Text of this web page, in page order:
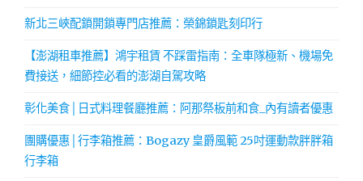
新北三峽配鎖開鎖專門店推薦：榮錦鎖匙刻印行
【澎湖租車推薦】鴻宇租賃 不踩雷指南：全車隊極新、機場免
費接送，細節控必看的澎湖自駕攻略
彰化美食│日式料理餐廳推薦：阿那祭板前和食_內有讀者優惠
團購優惠│行李箱推薦：Bogazy 皇爵風範 25吋運動款胖胖箱
行李箱